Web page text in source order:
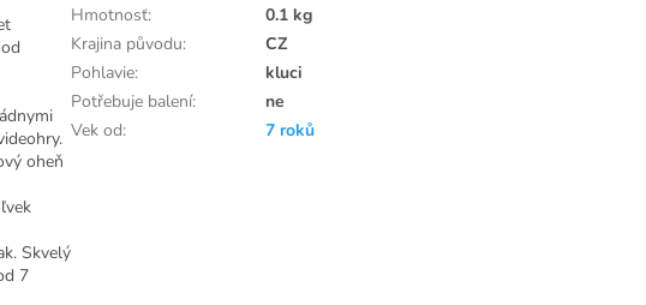
oheň
Skvelý
7
Hmotnosť:
0.1 kg
Krajina původu:
CZ
Pohlavie:
kluci
Potřebuje balení:
ne
Vek od: 7 roků